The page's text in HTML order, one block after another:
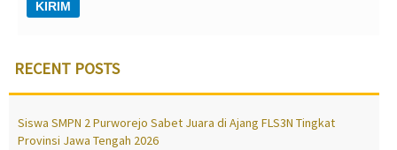
RECENT POSTS
Siswa SMPN 2 Purworejo Sabet Juara di Ajang FLS3N Tingkat
Provinsi Jawa Tengah 2026